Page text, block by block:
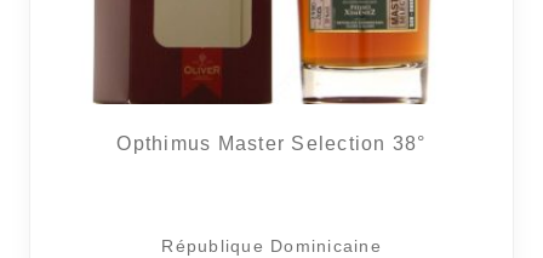
Opthimus Master Selection 38°
République Dominicaine